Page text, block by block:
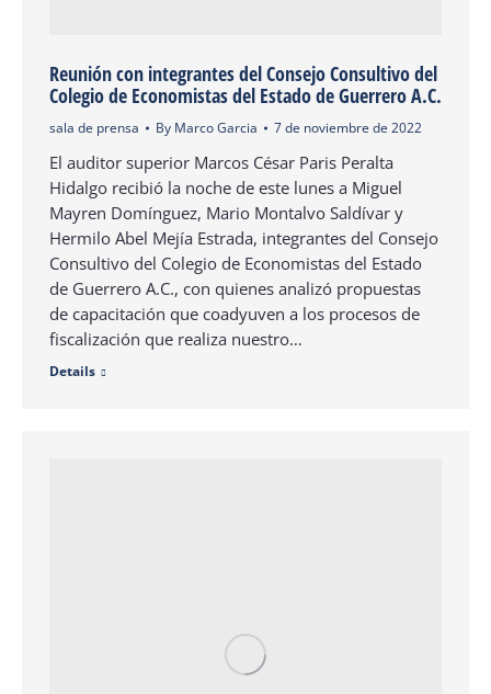
Reunión con integrantes del Consejo Consultivo del
Colegio de Economistas del Estado de Guerrero A.C.
sala de prensa By Marco Garcia 7 de noviembre de 2022
El auditor superior Marcos César Paris Peralta
Hidalgo recibió la noche de este lunes a Miguel
Mayren Domínguez, Mario Montalvo Saldívar y
Hermilo Abel Mejía Estrada, integrantes del Consejo
Consultivo del Colegio de Economistas del Estado
de Guerrero A.C., con quienes analizó propuestas
de capacitación que coadyuven a los procesos de
fiscalización que realiza nuestro…
Details